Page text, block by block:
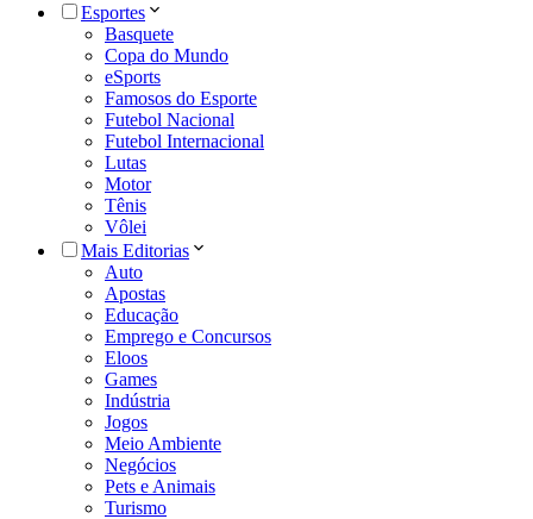
Esportes
Basquete
Copa do Mundo
eSports
Famosos do Esporte
Futebol Nacional
Futebol Internacional
Lutas
Motor
Tênis
Vôlei
Mais Editorias
Auto
Apostas
Educação
Emprego e Concursos
Eloos
Games
Indústria
Jogos
Meio Ambiente
Negócios
Pets e Animais
Turismo